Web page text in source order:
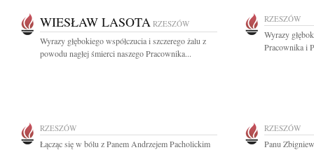
WIESŁAW LASOTA RZESZÓW
Wyrazy głębokiego współczucia i szczerego żalu z
powodu nagłej śmierci naszego Pracownika...
RZESZÓW
Wyrazy
Pracownika i
RZESZÓW
Łącząc się w bólu z Panem Andrzejem Pacholickim
RZESZÓW
Panu